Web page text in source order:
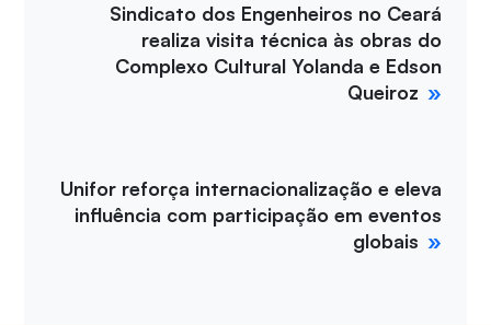
Sindicato dos Engenheiros no Ceará
realiza visita técnica às obras do
Complexo Cultural Yolanda e Edson
Queiroz
Unifor reforça internacionalização e eleva
influência com participação em eventos
globais